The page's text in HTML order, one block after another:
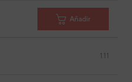
Añadir
1.11